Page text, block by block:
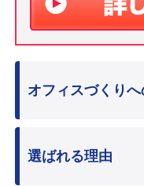
オフィスづくり
選ばれる理由